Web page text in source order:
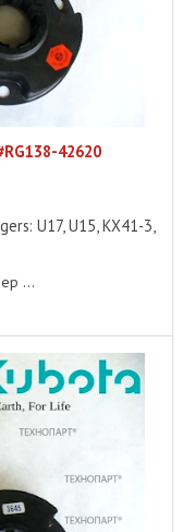
42620
U17, U15, KX41-3,
...